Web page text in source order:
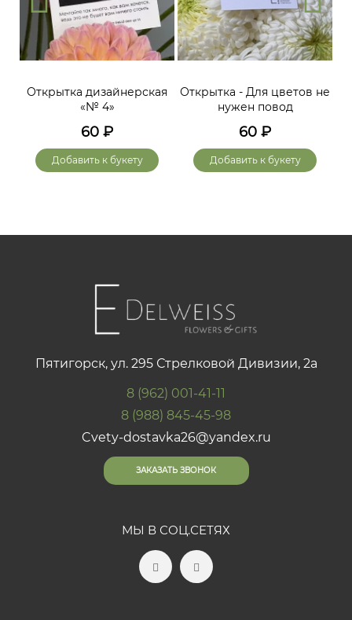
Открытка дизайнерская
«№ 4»
60 ₽
Добавить к букету
Открытка - Для цветов не
нужен повод
60 ₽
Добавить к букету
Пятигорск, ул. 295 Стрелковой Дивизии, 2а
8 (962) 001-41-11
8 (988) 845-45-98
Cvety-dostavka26@yandex.ru
ЗАКАЗАТЬ ЗВОНОК
МЫ В СОЦ.СЕТЯХ